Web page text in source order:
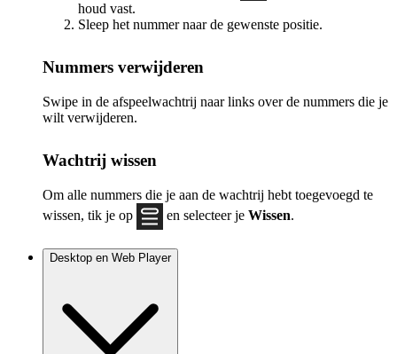
houd vast.
Sleep het nummer naar de gewenste positie.
Nummers verwijderen
Swipe in de afspeelwachtrij naar links over de nummers die je
wilt verwijderen.
Wachtrij wissen
Om alle nummers die je aan de wachtrij hebt toegevoegd te
wissen, tik je op
en selecteer je Wissen.
Desktop en Web Player